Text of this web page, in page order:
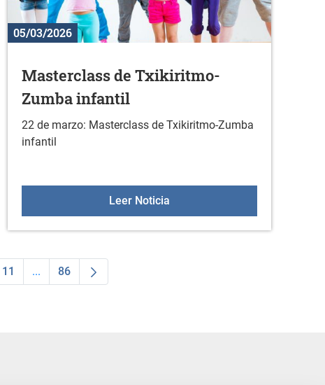
05/03/2026
Masterclass de Txikiritmo-
Zumba infantil
22 de marzo: Masterclass de Txikiritmo-Zumba
infantil
Leer Noticia
Use TAB para desplazarse.
Página
11 ...Páginas intermedias Use TAB para desplazarse.
Página
86